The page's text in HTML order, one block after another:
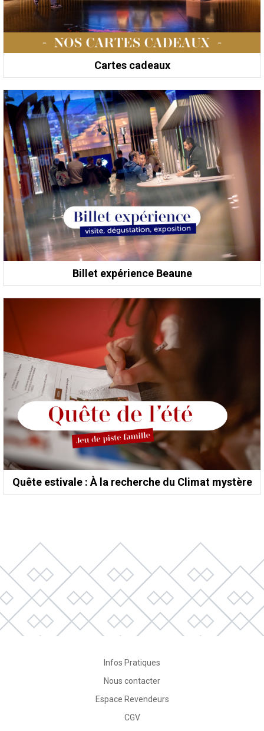
Cartes cadeaux
Billet expérience Beaune
Quête estivale : À la recherche du Climat mystère
Infos Pratiques
Nous contacter
Espace Revendeurs
CGV